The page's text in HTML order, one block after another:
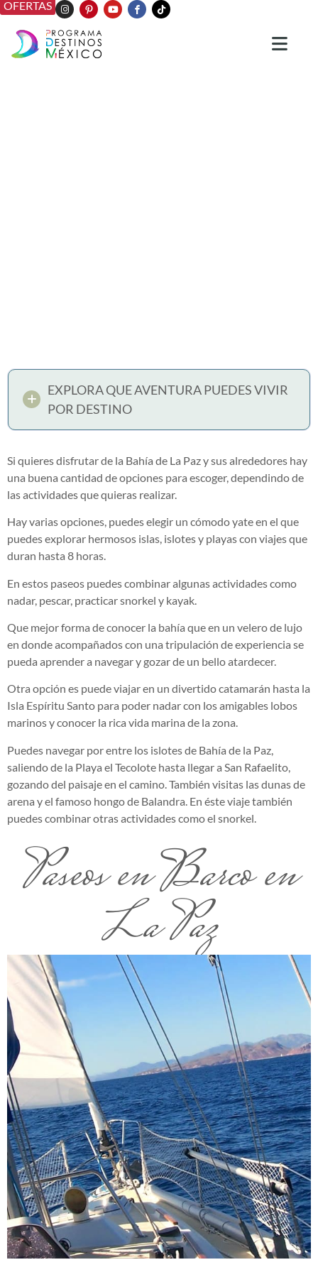
OFERTAS
EXPLORA QUE AVENTURA PUEDES VIVIR
POR DESTINO
Si quieres disfrutar de la Bahía de La Paz y sus alrededores hay
una buena cantidad de opciones para escoger, dependindo de
las actividades que quieras realizar.
Hay varias opciones, puedes elegir un cómodo yate en el que
puedes explorar hermosos islas, islotes y playas con viajes que
duran hasta 8 horas.
En estos paseos puedes combinar algunas actividades como
nadar, pescar, practicar snorkel y kayak.
Que mejor forma de conocer la bahía que en un velero de lujo
en donde acompañados con una tripulación de experiencia se
pueda aprender a navegar y gozar de un bello atardecer.
Otra opción es puede viajar en un divertido catamarán hasta la
Isla Espíritu Santo para poder nadar con los amigables lobos
marinos y conocer la rica vida marina de la zona.
Puedes navegar por entre los islotes de Bahía de la Paz,
saliendo de la Playa el Tecolote hasta llegar a San Rafaelito,
gozando del paisaje en el camino. También visitas las dunas de
arena y el famoso hongo de Balandra. En éste viaje también
puedes combinar otras actividades como el snorkel.
Paseos en Barco en
La Paz